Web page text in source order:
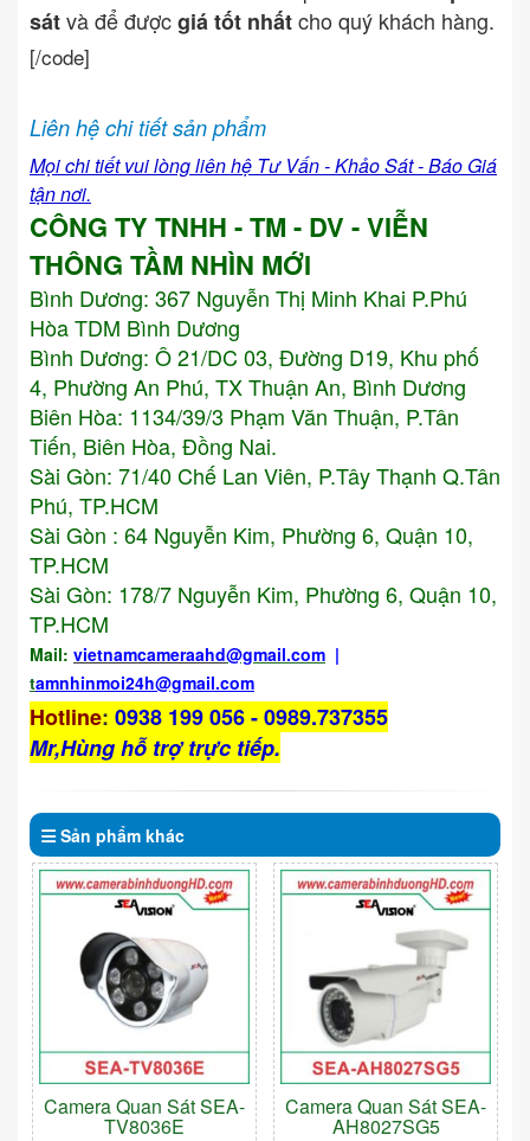
sátvà để đượcgiá tốt nhấtcho quý khách hàng.
[/code]
Liên hệ chi tiết sản phẩm
Mọi chi tiết vui lòng liên hệ Tư Vấn - Khảo Sát - Báo Giá
tận nơi.
CÔNG TY TNHH - TM - DV - VIỄN
THÔNG TẦM NHÌN MỚI
Bình Dương: 367 Nguyễn Thị Minh Khai P.Phú
Hòa TDM Bình Dương
Bình Dương: Ô 21/DC 03, Đường D19, Khu phố
4, Phường An Phú, TX Thuận An, Bình Dương
Biên Hòa: 1134/39/3 Phạm Văn Thuận, P.Tân
Tiến, Biên Hòa, Đồng Nai.
Sài Gòn: 71/40 Chế Lan Viên, P.Tây Thạnh Q.Tân
Phú, TP.HCM
Sài Gòn : 64 Nguyễn Kim, Phường 6, Quận 10,
TP.HCM
Sài Gòn: 178/7 Nguyễn Kim, Phường 6, Quận 10,
TP.HCM
Mail: vietnamcameraahd@gmail.com |
tamnhinmoi24h@gmail.com
Hotline: 0938 199 056 - 0989.737355
Mr,Hùng hỗ trợ trực tiếp.
Sản phẩm khác
Camera Quan Sát SEA-
TV8036E
Camera Quan Sát SEA-
AH8027SG5